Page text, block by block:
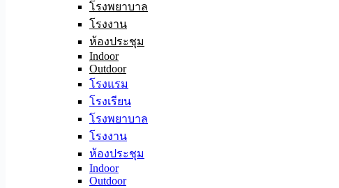
โรงพยาบาล
โรงงาน
ห้องประชุม
Indoor
Outdoor
โรงแรม
โรงเรียน
โรงพยาบาล
โรงงาน
ห้องประชุม
Indoor
Outdoor